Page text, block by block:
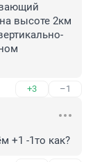
высоте 2км
+3 –1
+1 -1то как?